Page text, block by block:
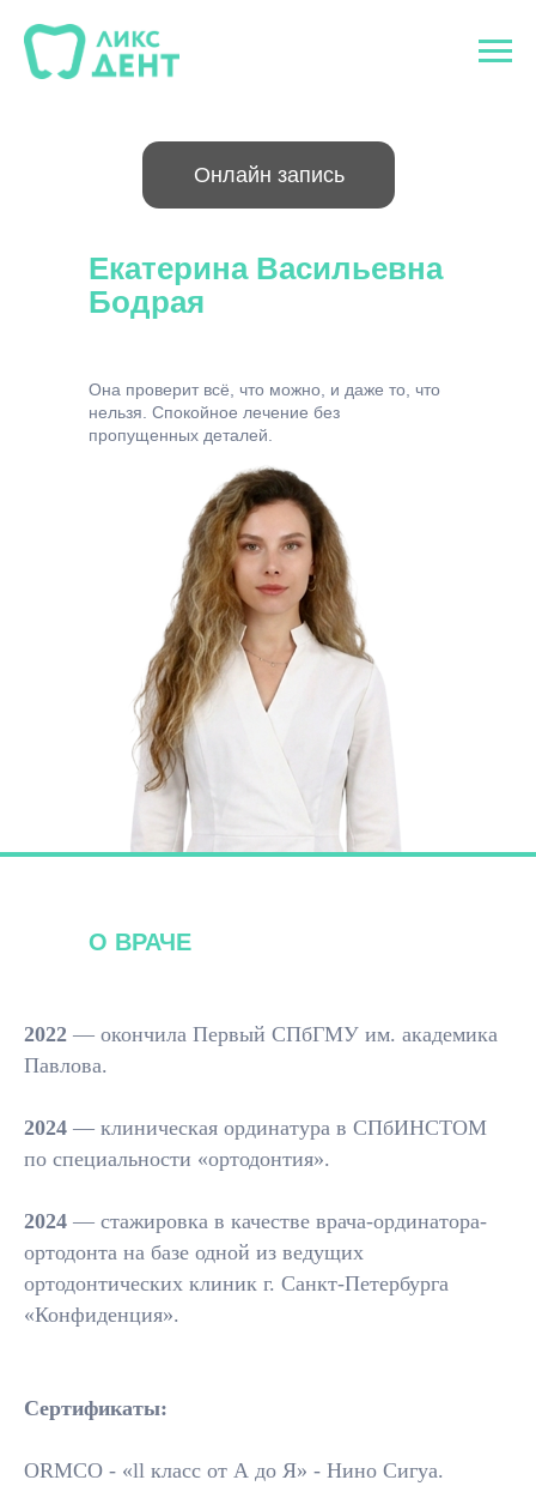
Онлайн запись
Екатерина Васильевна
Бодрая
Она проверит всё, что можно, и даже то, что
нельзя. Спокойное лечение без
пропущенных деталей.
О ВРАЧЕ
2022 — окончила Первый СПбГМУ им. академика
Павлова.
2024 — клиническая ординатура в СПбИНСТОМ
по специальности «ортодонтия».
2024 — стажировка в качестве врача-ординатора-
ортодонта на базе одной из ведущих
ортодонтических клиник г. Санкт-Петербурга
«Конфиденция».
Сертификаты:
ORMCO - «ll класс от А до Я» - Нино Сигуа.